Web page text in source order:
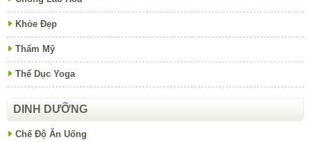
Khỏe Đẹp
Thẩm Mỹ
Thể Dục Yoga
DINH DƯỠNG
Chế Độ Ăn Uống